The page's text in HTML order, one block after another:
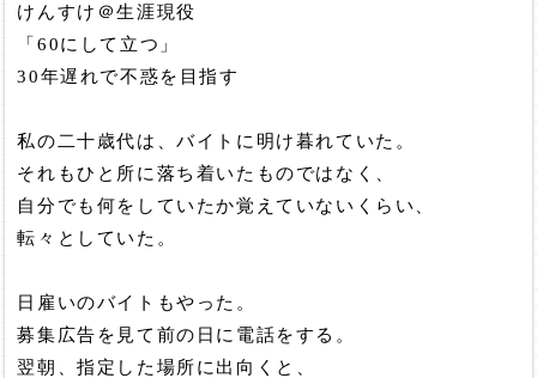
けんすけ＠生涯現役
「60にして立つ」
30年遅れで不惑を目指す
私の二十歳代は、バイトに明け暮れていた。
それもひと所に落ち着いたものではなく、
自分でも何をしていたか覚えていないくらい、
転々としていた。
日雇いのバイトもやった。
募集広告を見て前の日に電話をする。
翌朝、指定した場所に出向くと、